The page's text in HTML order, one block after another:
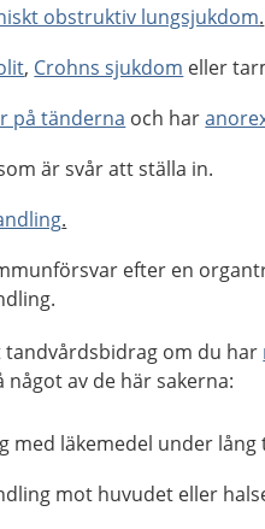
obstruktiv lungsjukdom.
, Crohns sjukdom eller
på tänderna och har
är svår att ställa in.
.
efter en
tandvårdsbidrag om du har
av de här sakerna:
med läkemedel under lång
mot huvudet eller